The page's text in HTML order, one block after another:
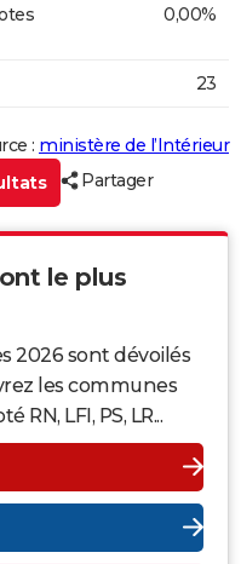
0,00%
23
: ministère de l’Intérieur
Partager
le plus
2026 sont dévoilés
les communes
LFI, PS, LR...